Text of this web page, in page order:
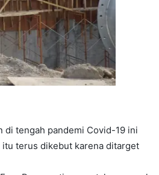
di tengah pandemi Covid-19 ini
itu terus dikebut karena ditarget